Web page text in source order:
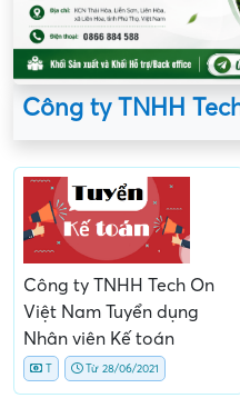
Công ty TNHH
Công ty TNHH Tech On
Việt Nam Tuyển dụng
Nhân viên Kế toán
T Từ 28/06/2021